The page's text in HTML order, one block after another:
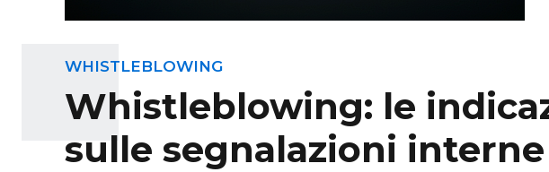
WHISTLEBLOWING
Whistleblowing: le
sulle segnalazioni interne